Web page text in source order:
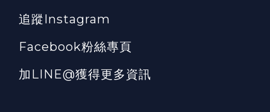
追蹤Instagram
Facebook粉絲專頁
加LINE@獲得更多資訊